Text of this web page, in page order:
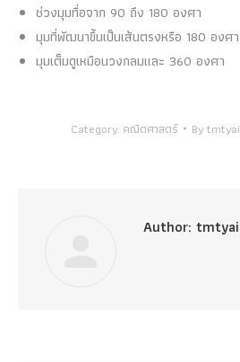
ช่วงมุมทื่อจาก 90 ถึง 180 องศา
มุมที่พัฒนาขึ้นเป็นเส้นตรงหรือ 180 องศา
มุมเต็มดูเหมือนวงกลมและ 360 องศา
Category: คณิตศาสตร์ Bytmtyai
Author: tmtyai